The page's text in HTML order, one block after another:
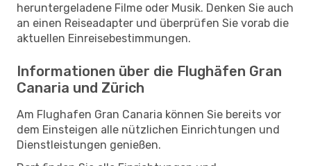
heruntergeladene Filme oder Musik. Denken Sie auch
an einen Reiseadapter und überprüfen Sie vorab die
aktuellen Einreisebestimmungen.
Informationen über die Flughäfen Gran
Canaria und Zürich
Am Flughafen Gran Canaria können Sie bereits vor
dem Einsteigen alle nützlichen Einrichtungen und
Dienstleistungen genießen.